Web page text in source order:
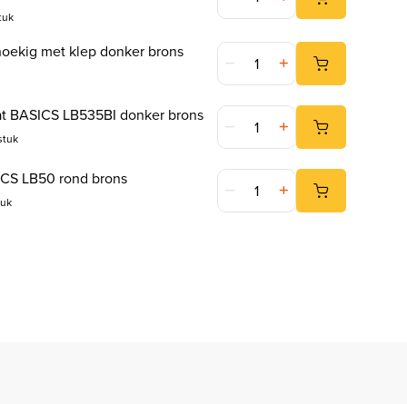
€ 72,91.
met klep donker brons Briefplaat rechthoekig met
BASICS LB535BI donker brons
€ 124,95.
Binnen Briefplaat BASICS
LB50 rond brons
€ 49,95.
Beldrukker BASICS LB50